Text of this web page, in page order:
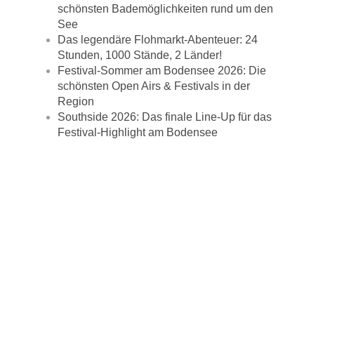
schönsten Bademöglichkeiten rund um den
See
Das legendäre Flohmarkt-Abenteuer: 24
Stunden, 1000 Stände, 2 Länder!
Festival-Sommer am Bodensee 2026: Die
schönsten Open Airs & Festivals in der
Region
Southside 2026: Das finale Line-Up für das
Festival-Highlight am Bodensee